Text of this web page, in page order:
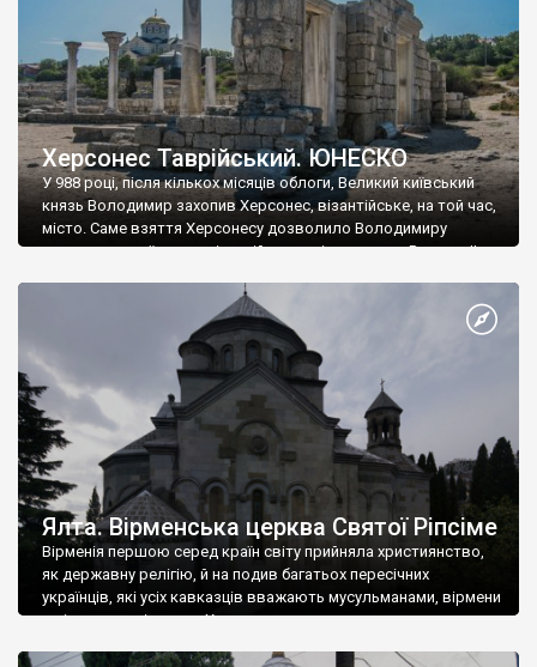
Херсонес Таврійський. ЮНЕСКО
У 988 році, після кількох місяців облоги, Великий київський
князь Володимир захопив Херсонес, візантійське, на той час,
місто. Саме взяття Херсонесу дозволило Володимиру
диктувати свої умови візантійському імператору Василю ІІ, та
Херсонесі Володимир-язичник, став Василем-християнином.
А потім було Хрещення Русі. На честь Херсонесу Таврійського
Ялта. Вірменська церква Святої Ріпсіме
Вірменія першою серед країн світу прийняла християнство,
як державну релігію, й на подив багатьох пересічних
українців, які усіх кавказців вважають мусульманами, вірмени
є відданими вірянами Христа